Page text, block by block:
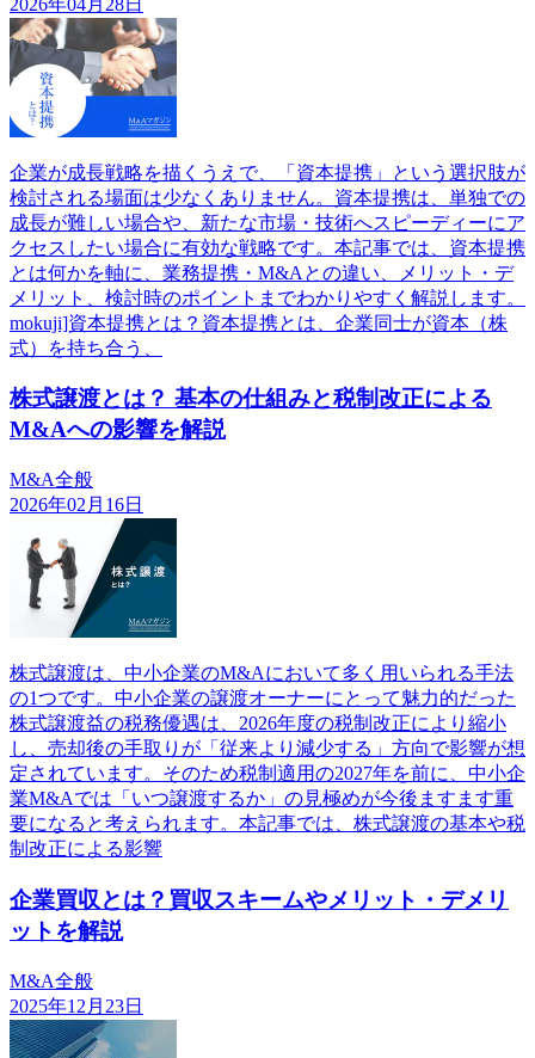
企業が成長戦略を描くうえで、「資本提携」という選択肢が
検討される場面は少なくありません。資本提携は、単独での
成長が難しい場合や、新たな市場・技術へスピーディーにア
クセスしたい場合に有効な戦略です。本記事では、資本提携
とは何かを軸に、業務提携・M&Aとの違い、メリット・デ
メリット、検討時のポイントまでわかりやすく解説します。
mokuji]資本提携とは？資本提携とは、企業同士が資本（株
式）を持ち合う、
株式譲渡とは？ 基本の仕組みと税制改正による
M&Aへの影響を解説
M&A全般
2026年02月16日
株式譲渡は、中小企業のM&Aにおいて多く用いられる手法
の1つです。中小企業の譲渡オーナーにとって魅力的だった
株式譲渡益の税務優遇は、2026年度の税制改正により縮小
し、売却後の手取りが「従来より減少する」方向で影響が想
定されています。そのため税制適用の2027年を前に、中小企
業M&Aでは「いつ譲渡するか」の見極めが今後ますます重
要になると考えられます。本記事では、株式譲渡の基本や税
制改正による影響
企業買収とは？買収スキームやメリット・デメリ
ットを解説
M&A全般
2025年12月23日